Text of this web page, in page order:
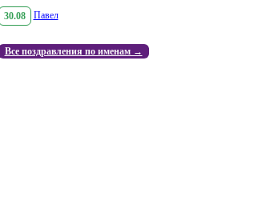
30.08 Павел
Все поздравления по именам →